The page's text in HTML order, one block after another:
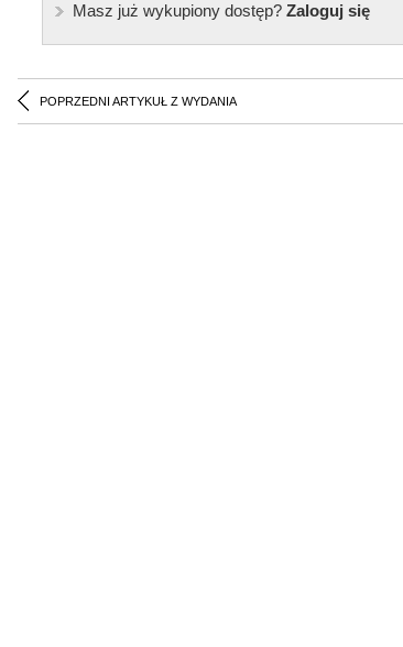
Masz już wykupiony dostęp?Zaloguj się
POPRZEDNI ARTYKUŁ Z WYDANIA